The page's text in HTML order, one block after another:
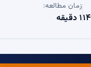
زمان مطالعه:
۱ دقیقه